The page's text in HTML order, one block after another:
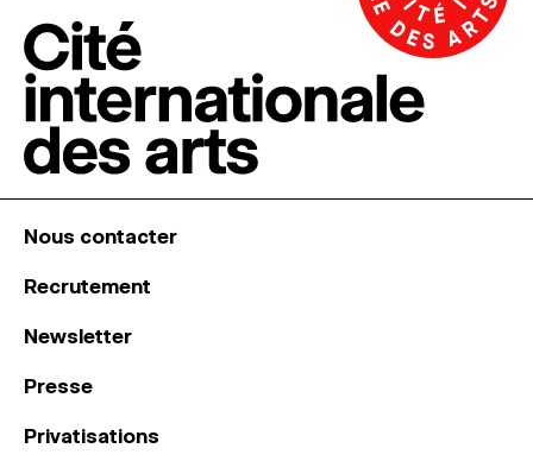
Nous contacter
Recrutement
Newsletter
Presse
Privatisations